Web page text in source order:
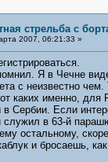
стрельба с
2007, 06:21:33 »
Я в Чечне
с неизвестно
каких именно,
в Сербии. Если
служил в 63-й
остальному,
и бросаешь,